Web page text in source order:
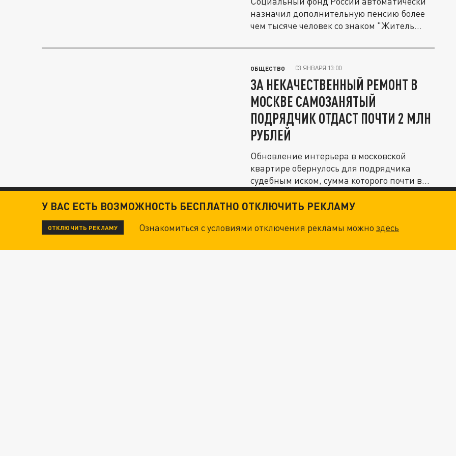
назначил дополнительную пенсию более
чем тысяче человек со знаком "Житель...
ОБЩЕСТВО 03 ЯНВАРЯ 13:00
ЗА НЕКАЧЕСТВЕННЫЙ РЕМОНТ В
МОСКВЕ САМОЗАНЯТЫЙ
ПОДРЯДЧИК ОТДАСТ ПОЧТИ 2 МЛН
РУБЛЕЙ
Обновление интерьера в московской
квартире обернулось для подрядчика
судебным иском, сумма которого почти в...
У ВАС ЕСТЬ ВОЗМОЖНОСТЬ БЕСПЛАТНО ОТКЛЮЧИТЬ РЕКЛАМУ
ОТКЛЮЧИТЬ РЕКЛАМУ Ознакомиться с условиями отключения рекламы можноздесь